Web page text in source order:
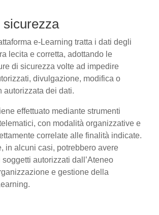
sicurezza
e-Learning tratta i dati degli
lecita e corretta, adottando le
di sicurezza volte ad impedire
divulgazione, modifica o
autorizzata dei dati.
effettuato mediante strumenti
con modalità organizzative e
correlate alle finalità indicate.
in alcuni casi, potrebbero avere
autorizzati dall’Ateneo
e gestione della